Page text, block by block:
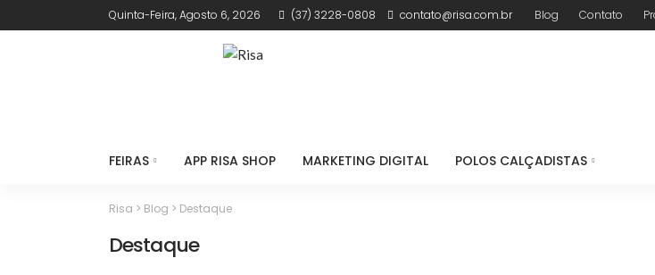
Quinta-Feira, Agosto 6, 2026 (37) 3228-0808 contato@risa.com.br Blog Contato
FEIRAS APP RISA SHOP MARKETING DIGITAL POLOS CALÇADISTAS
Risa > Blog > Destaque
Destaque